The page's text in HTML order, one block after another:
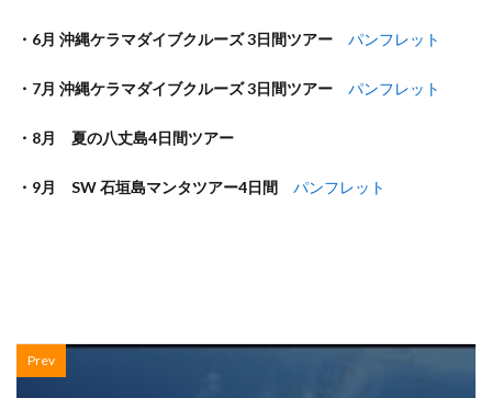
・6月 沖縄ケラマダイブクルーズ 3日間ツアー パンフレット
・7月 沖縄ケラマダイブクルーズ 3日間ツアー パンフレット
・8月 夏の八丈島4日間ツアー
・9月 SW 石垣島マンタツアー4日間 パンフレット
Prev